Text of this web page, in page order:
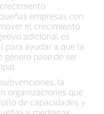
empresas con
el crecimiento
adicional es
para ayudar a que la
pase de ser
la
organizaciones que
de capacidades y
y medianas